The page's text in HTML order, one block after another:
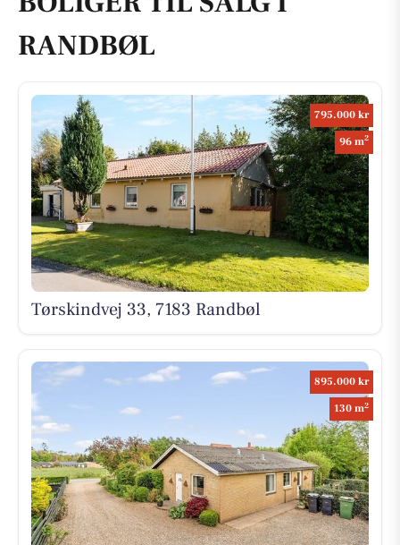
RANDBØL
795.000 kr
96 m2
Tørskindvej 33, 7183 Randbøl
895.000 kr
130 m2